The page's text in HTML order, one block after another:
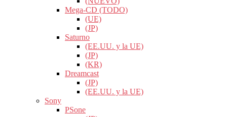
Mega-CD (TODO)
(UE)
(JP)
Saturno
(EE.UU. y la UE)
(JP)
(KR)
Dreamcast
(JP)
(EE.UU. y la UE)
Sony
PSone